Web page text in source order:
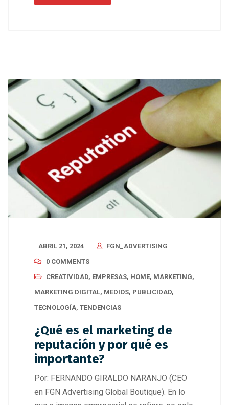
ABRIL 21, 2024
FGN_ADVERTISING
0 COMMENTS
CREATIVIDAD, EMPRESAS, HOME, MARKETING,
MARKETING DIGITAL, MEDIOS, PUBLICIDAD,
TECNOLOGÍA, TENDENCIAS
¿Qué es el marketing de
reputación y por qué es
importante?
Por: FERNANDO GIRALDO NARANJO (CEO
en FGN Advertising Global Boutique). En lo